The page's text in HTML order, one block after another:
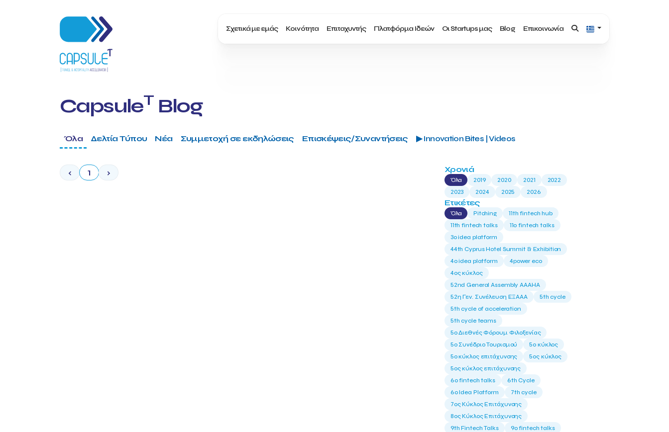
Σχετικά με εμάς Κοινότητα Επιταχυντής Πλατφόρμα Ιδεών Οι Startups μας Blog Επικοινωνία
CapsuleT Blog
Όλα Δελτία Τύπου Νέα Συμμετοχή σε εκδηλώσεις Επισκέψεις/Συναντήσεις ▶ Innovation Bites | Videos
‹ 1 › Χρονιά
Όλα 2019 2020 2021
2022
2023
2024 2025 2026
Ετικέτες
Όλα Pitching
11th fintech hub
11th fintech talks
11ο fintech talks
3o idea platform
44th Cyprus Hotel Summit & Exhibition
4o idea platform
4power eco
4ος κύκλος
52nd General Assembly AAAHA
52η Γεν. Συνέλευση ΕΞΑΑΑ
5th cycle
5th cycle of acceleration
5th cycle teams
5ο Διεθνές Φόρουμ Φιλοξενίας
5ο Συνέδριο Τουρισμού
5ο κύκλος
5ο κύκλος επιτάχυνσης
5ος κύκλος
5ος κύκλος επιτάχυνσης
6o fintech talks
6th Cycle
6ο Idea Platform
7th cycle
7ος Κύκλος Επιτάχυνσης
8ος Κύκλος Επιτάχυνσης
9th Fintech Talks
9ο fintech talks